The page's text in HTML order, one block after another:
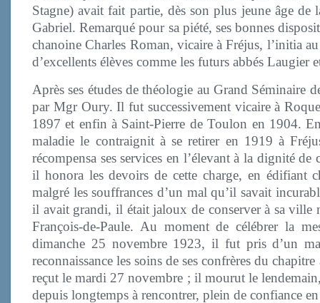
Stagne) avait fait partie, dès son plus jeune âge de
Gabriel. Remarqué pour sa piété, ses bonnes
chanoine Charles Roman, vicaire à Fréjus, l’initia
d’excellents élèves comme les futurs abbés
Après ses études de théologie au Grand
par Mgr Oury. Il fut successivement vicaire à
1897 et enfin à Saint-Pierre de Toulon en 1904.
maladie le contraignit à se retirer en 1919 à
récompensa ses services en l’élevant à la dignité
il honora les devoirs de cette charge, en édifiant
malgré les souffrances d’un mal qu’il savait
il avait grandi, il était jaloux de conserver à sa ville
François-de-Paule. Au moment de célébrer la
dimanche 25 novembre 1923, il fut pris d’un
reconnaissance les soins de ses confrères du
reçut le mardi 27 novembre ; il mourut le
depuis longtemps à rencontrer, plein de confiance